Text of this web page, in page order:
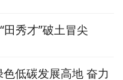
秀才”破土冒尖
低碳发展高地 奋力